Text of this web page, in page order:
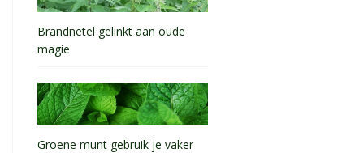
Brandnetel gelinkt aan oude
magie
Groene munt gebruik je vaker